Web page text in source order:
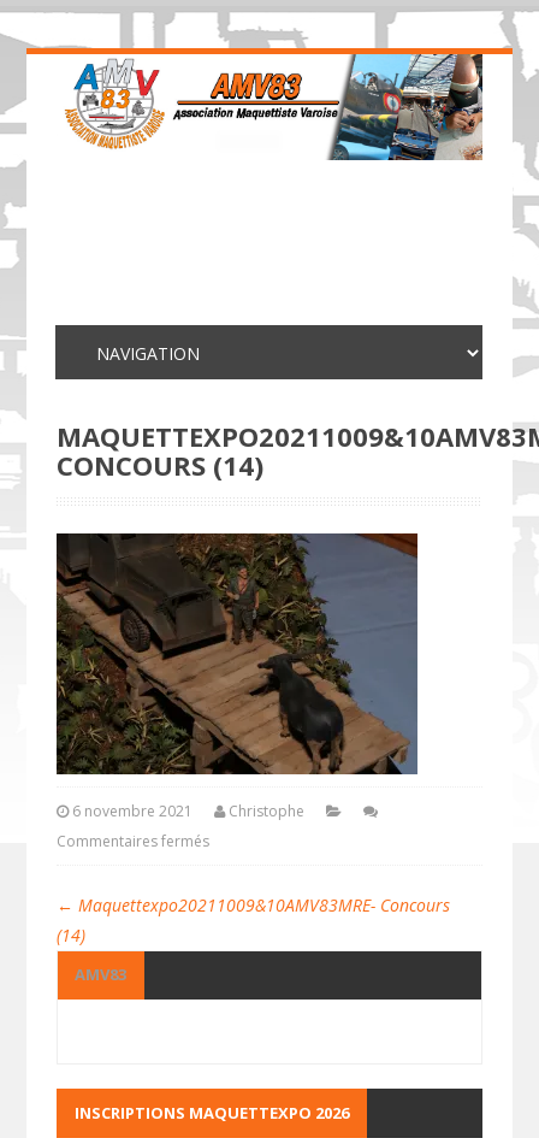
CONCOURS (14)
6 novembre 2021
Christophe
Commentaires fermés
← Maquettexpo20211009&10AMV83MRE- Concours
(14)
AMV83
INSCRIPTIONS MAQUETTEXPO 2026